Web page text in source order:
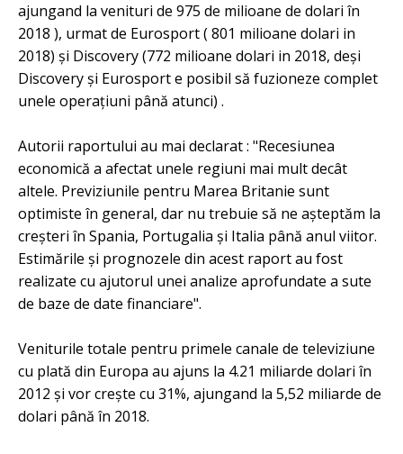
ajungand la venituri de 975 de milioane de dolari în
2018 ), urmat de Eurosport ( 801 milioane dolari in
2018) și Discovery (772 milioane dolari in 2018, deși
Discovery și Eurosport e posibil să fuzioneze complet
unele operațiuni până atunci) .
Autorii raportului au mai declarat : "Recesiunea
economică a afectat unele regiuni mai mult decât
altele. Previziunile pentru Marea Britanie sunt
optimiste în general, dar nu trebuie să ne așteptăm la
creșteri în Spania, Portugalia și Italia până anul viitor.
Estimările și prognozele din acest raport au fost
realizate cu ajutorul unei analize aprofundate a sute
de baze de date financiare".
Veniturile totale pentru primele canale de televiziune
cu plată din Europa au ajuns la 4.21 miliarde dolari în
2012 și vor crește cu 31%, ajungand la 5,52 miliarde de
dolari până în 2018.